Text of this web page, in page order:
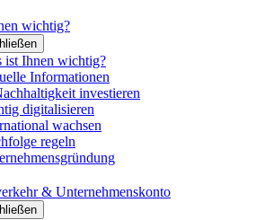
wichtig?
ist Ihnen wichtig?
Informationen
investieren
digitalisieren
wachsen
regeln
& Unternehmenskonto